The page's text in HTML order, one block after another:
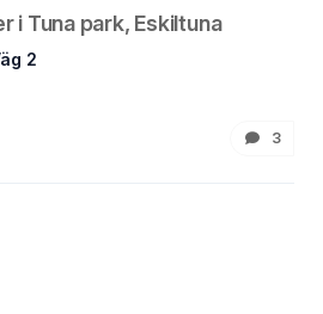
i Tuna park, Eskiltuna
2
3